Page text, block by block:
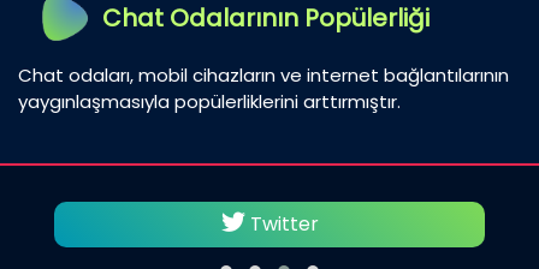
Chat Odalarının Popülerliği
Chat odaları, mobil cihazların ve internet bağlantılarının
yaygınlaşmasıyla popülerliklerini arttırmıştır.
Twitter